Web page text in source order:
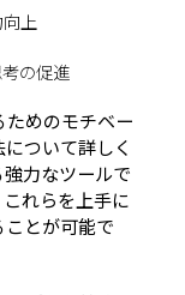
上
の促進
めのモチベー
ついて詳しく
力なツールで
れらを上手に
とが可能で